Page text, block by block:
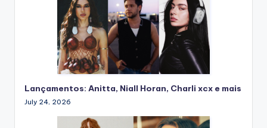
Lançamentos: Anitta, Niall Horan, Charli xcx e mais
July 24, 2026